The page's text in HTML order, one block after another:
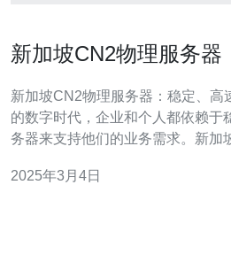
新加坡CN2物理服务器
新加坡CN2物理服务器：稳定、高速和
的数字时代，企业和个人都依赖于
务器来支持他们的业务需求。新加
质量。 稳定性是一个服务器最重要的特性之一。新加坡
2025年3月4日